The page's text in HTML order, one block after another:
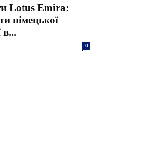
Lotus Emira:
німецької
в...
0